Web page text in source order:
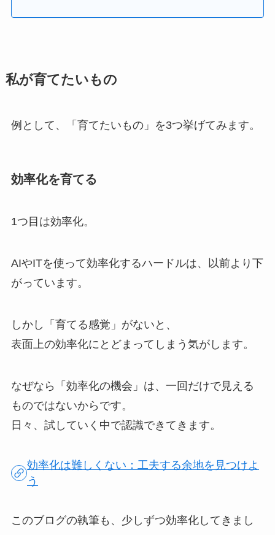
私が育てたいもの
例として、「育てたいもの」を3つ挙げてみます。
効率化を育てる
1つ目は効率化。
AIやITを使って効率化するハードルは、以前より下
がっています。
しかし「育てる感覚」がないと、
表面上の効率化にとどまってしまう気がします。
なぜなら「効率化の機会」は、一回だけで見える
ものではないからです。
日々、試していく中で認識できてきます。
効率化は難しくない：工夫する余地を見つけよ
う
このブログの執筆も、少しずつ効率化してきまし